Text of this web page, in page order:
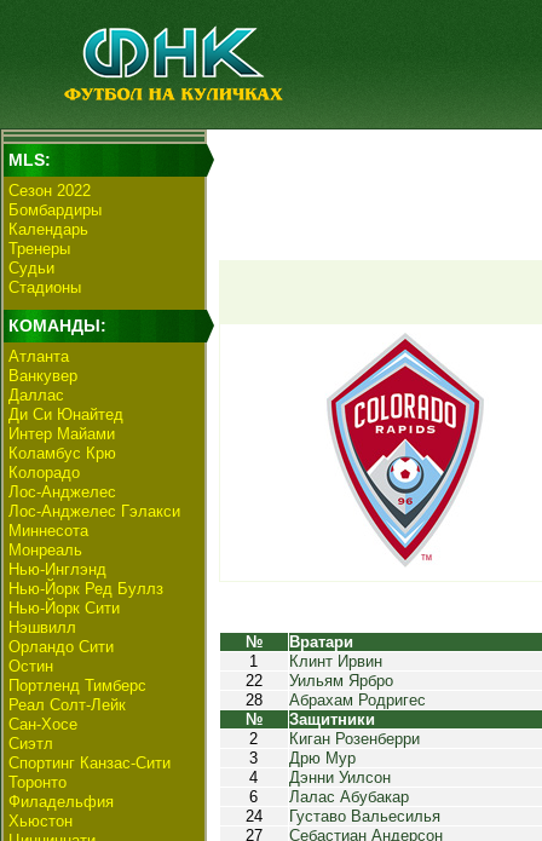
MLS:
Сезон 2022
Бомбардиры
Календарь
Тренеры
Судьи
Стадионы
КОМАНДЫ:
Атланта
Ванкувер
Даллас
Ди Си Юнайтед
Интер Майами
Коламбус Крю
Колорадо
Лос-Анджелес
Лос-Анджелес Гэлакси
Миннесота
Монреаль
Нью-Инглэнд
Нью-Йорк Ред Буллз
Нью-Йорк Сити
Нэшвилл
Орландо Сити
Остин
Портленд Тимберс
Реал Солт-Лейк
Сан-Хосе
Сиэтл
Спортинг Канзас-Сити
Торонто
Филадельфия
Хьюстон
№
Вратари
1
Клинт Ирвин
22
Уильям Ярбро
28
Абрахам Родригес
№
Защитники
2
Киган Розенберри
3
Дрю Мур
4
Дэнни Уилсон
6
Лалас Абубакар
24
Густаво Вальесилья
27
Себастиан Андерсон